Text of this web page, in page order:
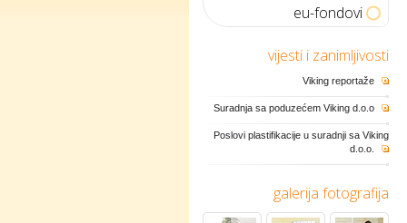
eu-fondovi
vijesti i zanimljivosti
Viking reportaže
Suradnja sa poduzećem Viking d.o.o
Poslovi plastifikacije u suradnji sa Viking
d.o.o.
galerija fotografija